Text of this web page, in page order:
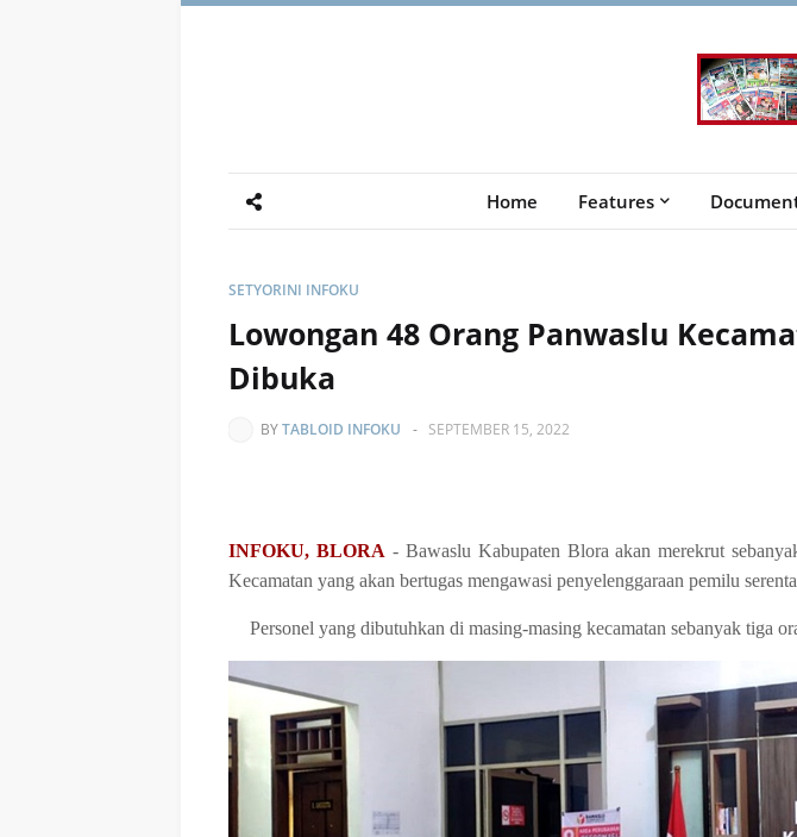
Home Features
SETYORINI INFOKU
Lowongan 48 Orang Panwaslu
Dibuka
BYTABLOID INFOKU - SEPTEMBER 15, 2022
INFOKU, BLORA - Bawaslu Kabupaten Blora akan merekrut
Kecamatan yang akan bertugas mengawasi penyelenggaraan pemilu
Personel yang dibutuhkan di masing-masing kecamatan sebanyak tiga